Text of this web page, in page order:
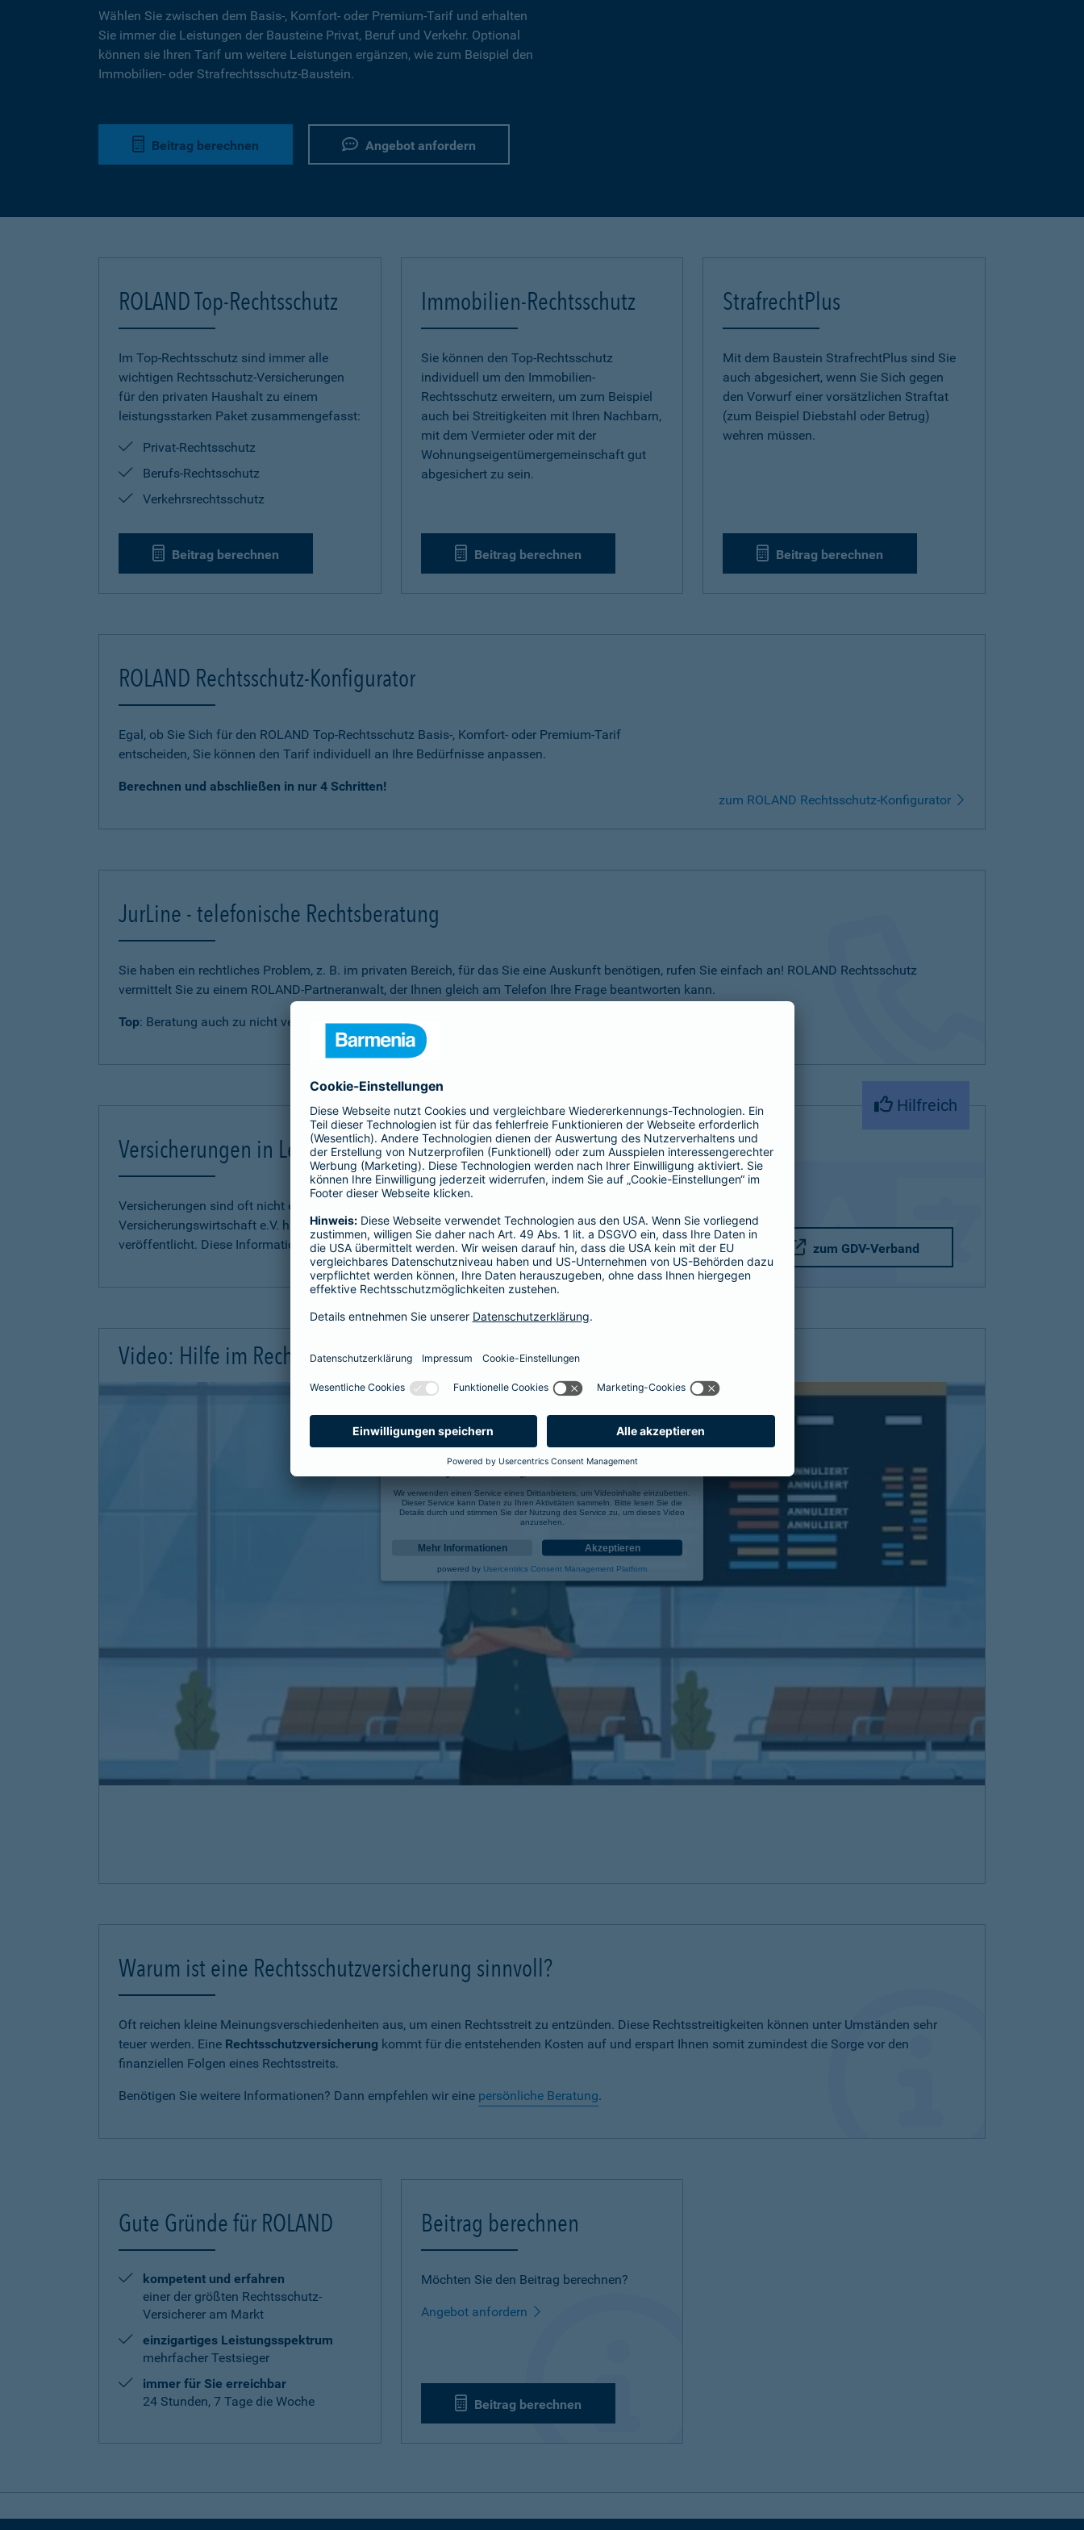
Wählen Sie zwischen dem Basis-, Komfort- oder Premium-Tarif und erhalten
Sie immer die Leistungen der Bausteine Privat, Beruf und Verkehr. Optional
können sie Ihren Tarif um weitere Leistungen ergänzen, wie zum Beispiel den
Immobilien- oder Strafrechtsschutz-Baustein.
Beitrag berechnen Angebot anfordern
ROLAND Top-Rechtsschutz
Im Top-Rechtsschutz sind immer alle
wichtigen Rechtsschutz-Versicherungen
für den privaten Haushalt zu einem
leistungsstarken Paket zusammengefasst:
Privat-Rechtsschutz
Berufs-Rechtsschutz
Verkehrsrechtsschutz
Beitrag berechnen
Immobilien-Rechtsschutz
Sie können den Top-Rechtsschutz
individuell um den Immobilien-
Rechtsschutz erweitern, um zum Beispiel
auch bei Streitigkeiten mit Ihren Nachbarn,
mit dem Vermieter oder mit der
Wohnungseigentümergemeinschaft gut
abgesichert zu sein.
Beitrag berechnen
StrafrechtPlus
Mit dem Baustein StrafrechtPlus sind Sie
auch abgesichert, wenn Sie Sich gegen
den Vorwurf einer vorsätzlichen Straftat
(zum Beispiel Diebstahl oder Betrug)
wehren müssen.
Beitrag berechnen
ROLAND Rechtsschutz-Konfigurator
Egal, ob Sie Sich für den ROLAND Top-Rechtsschutz Basis-, Komfort- oder Premium-Tarif
entscheiden, Sie können den Tarif individuell an Ihre Bedürfnisse anpassen.
Berechnen und abschließen in nur 4 Schritten!
zum ROLAND Rechtsschutz-Konfigurator
JurLine - telefonische Rechtsberatung
Sie haben ein rechtliches Problem, z. B. im privaten Bereich, für das Sie eine Auskunft benötigen, rufen Sie einfach an! ROLAND Rechtsschutz
vermittelt Sie zu einem ROLAND-Partneranwalt, der Ihnen gleich am Telefon Ihre Frage beantworten kann.
Top: Beratung auch zu nicht versicherten Rechtsfragen.
Hilfreich
Versicherungen in Leichter Sprache erklärt
Versicherungen sind oft nicht einfach zu verstehen. Der Gesamtverband der Deutschen
Versicherungswirtschaft e.V. hat
Informationen in Leichter Sprache zu diversen Versicherungen
veröffentlicht. Diese Informationen finden Sie hier.
zum GDV-Verband
Video: Hilfe im Rechtsschutzfall
Wir verwenden einen Service eines Drittanbieters, um Videoinhalte einzubetten.
Dieser Service kann Daten zu Ihren Aktivitäten sammeln. Bitte lesen Sie die
Details durch und stimmen Sie der Nutzung des Service zu, um dieses Video
anzusehen.
Mehr Informationen Akzeptieren
powered by Usercentrics Consent Management Platform
Warum ist eine Rechtsschutzversicherung sinnvoll?
Oft reichen kleine Meinungsverschiedenheiten aus, um einen Rechtsstreit zu entzünden. Diese Rechtsstreitigkeiten können unter Umständen sehr
teuer werden. Eine Rechtsschutzversicherung kommt für die entstehenden Kosten auf und erspart Ihnen somit zumindest die Sorge vor den
finanziellen Folgen eines Rechtsstreits.
Benötigen Sie weitere Informationen? Dann empfehlen wir eine persönliche Beratung.
Gute Gründe für ROLAND
kompetent und erfahren
einer der größten Rechtsschutz-
Versicherer am Markt
einzigartiges Leistungsspektrum
mehrfacher Testsieger
immer für Sie erreichbar
24 Stunden, 7 Tage die Woche
Beitrag berechnen
Möchten Sie den Beitrag berechnen?
Angebot anfordern
Beitrag berechnen